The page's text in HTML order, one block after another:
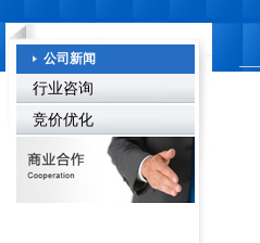
公司新闻
行业咨询
竞价优化